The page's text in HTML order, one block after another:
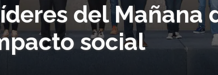
del Mañana
social